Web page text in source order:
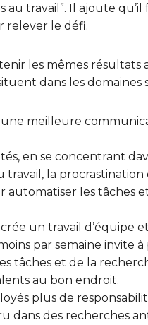
travail”. Il ajoute
relever le défi.
les mêmes résultats
dans les domaines
meilleure
en se concentrant
la
les tâches
un travail d’équipe
par semaine invite
tâches et de la
au bon endroit.
plus de
dans des recherches